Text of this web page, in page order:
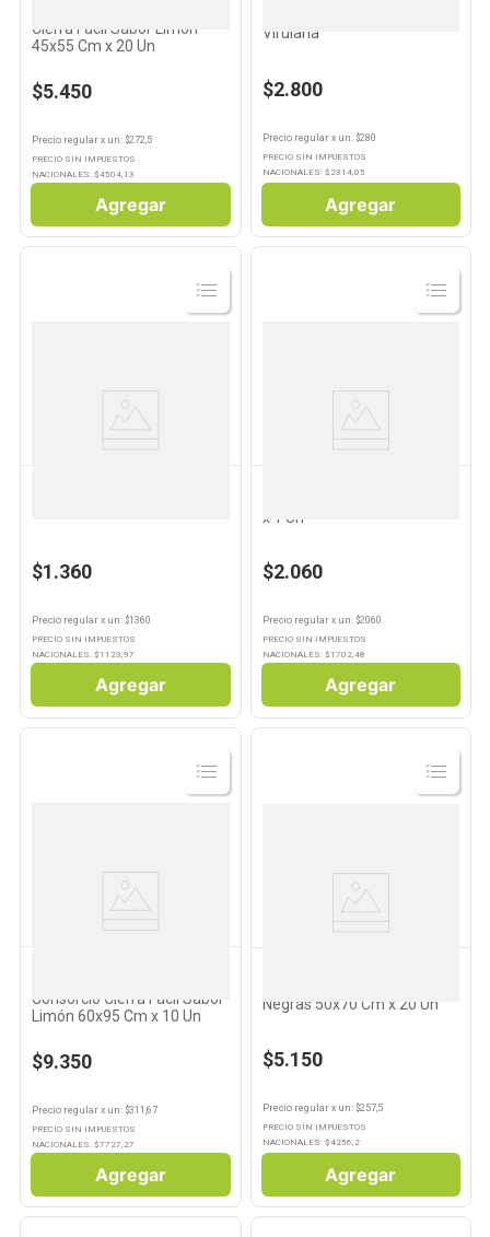
Cierra Fácil Sabor Limón
45x55 Cm x 20 Un
$5.450
Precio regular x un: $272,5
PRECIO SIN IMPUESTOS
NACIONALES: $4504,13
Agregar
Virulana
$2.800
Precio regularx un: $280
PRECIO SIN IMPUESTOS
NACIONALES: $ 2314,05
Agregar
Ver
Producto
$1.360
Precio regular x un: $1360
PRECIO SIN IMPUESTOS
NACIONALES: $ 1123,97
Agregar
Ver
Producto
x 1 Un
$2.060
Precio regularx un: $2060
PRECIO SIN IMPUESTOS
NACIONALES: $ 1702,48
Agregar
Ver
Producto
Consorcio Cierra Fácil Sabor
Limón 60x95 Cm x 10 Un
$9.350
Precio regular x un: $311,67
PRECIO SIN IMPUESTOS
NACIONALES: $7727,27
Agregar
Ver
Producto
Negras 50x70 Cm x 20 Un
$5.150
Precio regularx un: $257,5
PRECIO SIN IMPUESTOS
NACIONALES: $4256,2
Agregar